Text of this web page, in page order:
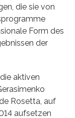
die sie von
Form des
der
aktiven
Rosetta, auf
aufsetzen